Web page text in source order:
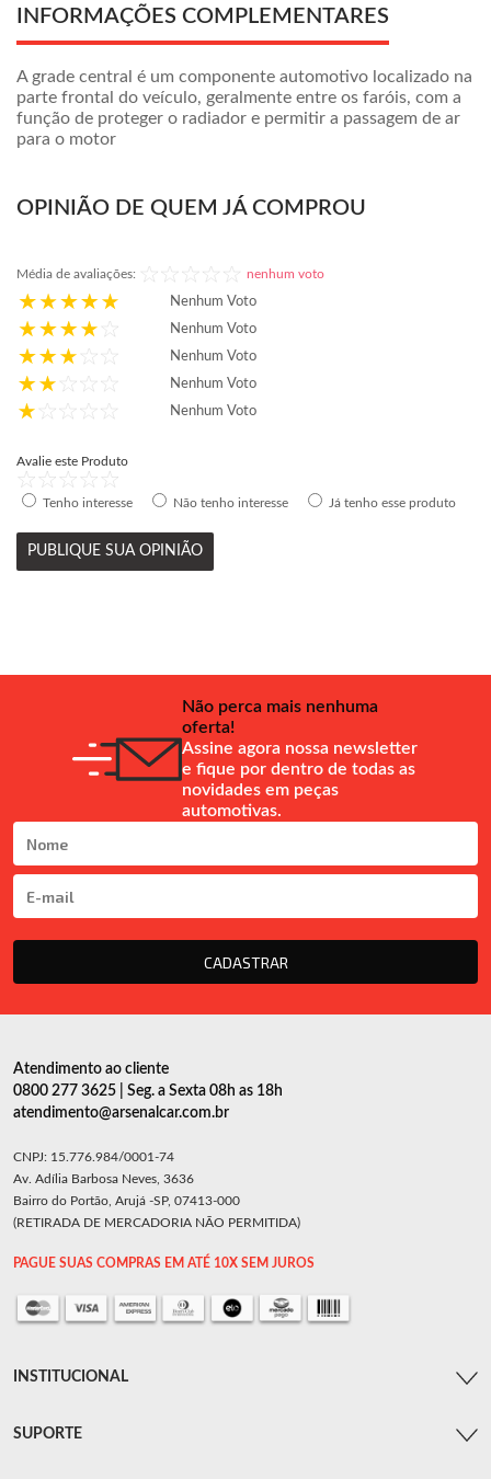
INFORMAÇÕES COMPLEMENTARES
A grade central é um componente automotivo localizado na
parte frontal do veículo, geralmente entre os faróis, com a
função de proteger o radiador e permitir a passagem de ar
para o motor
OPINIÃO DE QUEM JÁ COMPROU
Média de avaliações: nenhum voto
Nenhum Voto
Nenhum Voto
Nenhum Voto
Nenhum Voto
Nenhum Voto
Avalie este Produto
Tenho interesse Não tenho interesse Já tenho esse produto
PUBLIQUE SUA OPINIÃO
Não perca mais nenhuma
oferta!
Assine agora nossa newsletter
e fique por dentro de todas as
novidades em peças
automotivas.
CADASTRAR
Atendimento ao cliente
0800 277 3625 | Seg. a Sexta 08h as 18h
atendimento@arsenalcar.com.br
CNPJ: 15.776.984/0001-74
Av. Adília Barbosa Neves, 3636
Bairro do Portão, Arujá -SP, 07413-000
(RETIRADA DE MERCADORIA NÃO PERMITIDA)
PAGUE SUAS COMPRAS EM ATÉ 10X SEM JUROS
INSTITUCIONAL
SUPORTE